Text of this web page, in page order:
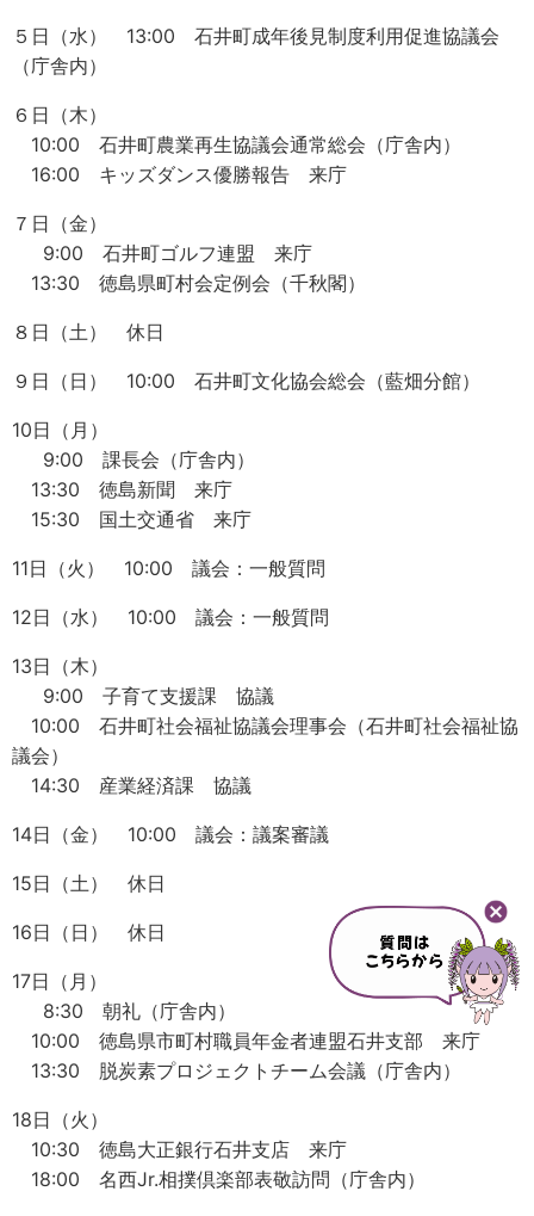
５日（水） 13:00 石井町成年後見制度利用促進協議会
（庁舎内）
６日（木）
10:00 石井町農業再生協議会通常総会（庁舎内）
16:00 キッズダンス優勝報告 来庁
７日（金）
9:00 石井町ゴルフ連盟 来庁
13:30 徳島県町村会定例会（千秋閣）
８日（土） 休日
９日（日） 10:00 石井町文化協会総会（藍畑分館）
10日（月）
9:00 課長会（庁舎内）
13:30 徳島新聞 来庁
15:30 国土交通省 来庁
11日（火） 10:00 議会：一般質問
12日（水） 10:00 議会：一般質問
13日（木）
9:00 子育て支援課 協議
10:00 石井町社会福祉協議会理事会（石井町社会福祉協
議会）
14:30 産業経済課 協議
14日（金） 10:00 議会：議案審議
15日（土） 休日
16日（日） 休日
17日（月）
8:30 朝礼（庁舎内）
10:00 徳島県市町村職員年金者連盟石井支部 来庁
13:30 脱炭素プロジェクトチーム会議（庁舎内）
18日（火）
10:30 徳島大正銀行石井支店 来庁
18:00 名西Jr.相撲倶楽部表敬訪問（庁舎内）